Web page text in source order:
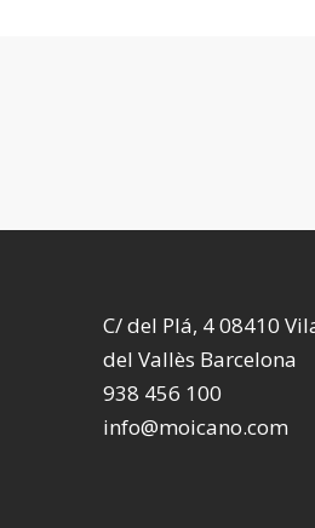
C/ del Plá, 4 08410
del Vallès Barcelona
938 456 100
info@moicano.com